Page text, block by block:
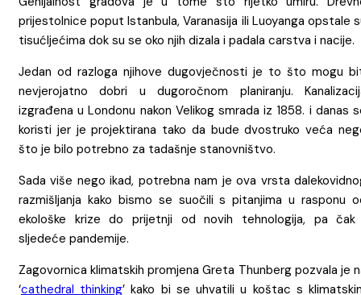
prijestolnice poput Istanbula, Varanasija ili Luoyanga opstale
tisućljećima dok su se oko njih dizala i padala carstva i nacije.
Jedan od razloga njihove dugovječnosti je to što mogu
nevjerojatno dobri u dugoročnom planiranju.
izgrađena u Londonu nakon Velikog smrada iz 1858. i danas
koristi jer je projektirana tako da bude dvostruko veća
što je bilo potrebno za tadašnje stanovništvo.
Sada više nego ikad, potrebna nam je ova vrsta
razmišljanja kako bismo se suočili s pitanjima u rasponu
ekološke krize do prijetnji od novih tehnologija, pa
sljedeće pandemije.
Zagovornica klimatskih promjena Greta Thunberg pozvala je
‘cathedral thinking’ kako bi se uhvatili u koštac s